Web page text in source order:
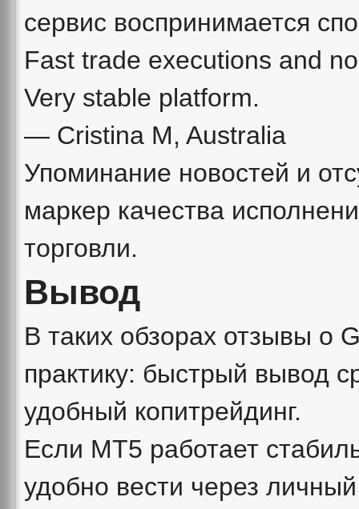
сервис воспринимается
Fast trade executions and
Very stable platform.
— Cristina M, Australia
Упоминание новостей и
маркер качества
торговли.
Вывод
В таких обзорах отзывы о
практику: быстрый вывод
удобный копитрейдинг.
Если MT5 работает
удобно вести через